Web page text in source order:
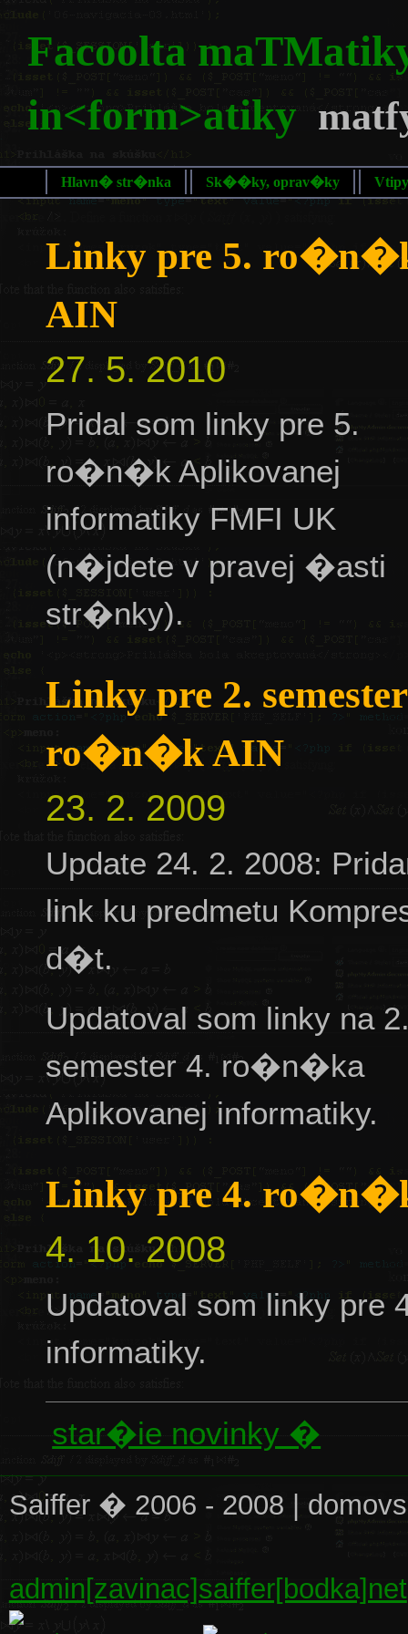
Facoolta
in<form>atiky
Hlavn� str�nka Sk��ky, oprav�ky Vtipy
Linky pre 5.
AIN
27. 5. 2010
Pridal som linky pre 5.
ro�n�k Aplikovanej
informatiky FMFI UK
(n�jdete v pravej �asti
str�nky).
Linky pre 2.
ro�n�k AIN
23. 2. 2009
Update 24. 2. 2008:
link ku predmetu
d�t.
Updatoval som linky na
semester 4. ro�n�ka
Aplikovanej informatiky.
Linky pre 4.
4. 10. 2008
Updatoval som linky
informatiky.
star�ie novinky �
Saiffer � 2006 - 2008 |
admin[zavinac]saiffer[bodka]net